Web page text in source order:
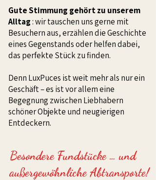
Gute Stimmung gehört zu unserem
Alltag: wir tauschen uns gerne mit
Besuchern aus, erzählen die Geschichte
eines Gegenstands oder helfen dabei,
das perfekte Stück zu finden.
Denn LuxPuces ist weit mehr als nur ein
Geschäft – es ist vor allem eine
Begegnung zwischen Liebhabern
schöner Objekte und neugierigen
Entdeckern.
Besondere Fundstücke … und
außergewöhnliche Abtransporte!